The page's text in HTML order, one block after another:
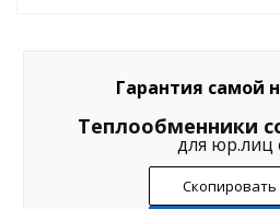
Гарантия самой
Теплообменники
для юр.лиц
Скопировать